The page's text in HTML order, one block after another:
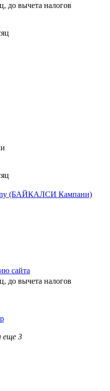
до вычета налогов
(БАЙКАЛСИ Кампани)
сайта
до вычета налогов
еще 3